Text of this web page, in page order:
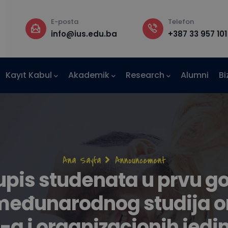
+387 33 957 101
Kayıt Kabul Akademik Research Alumni
Sayfa
yolu
Ana Sayfa Announcement
upis studenata u prvu
studija